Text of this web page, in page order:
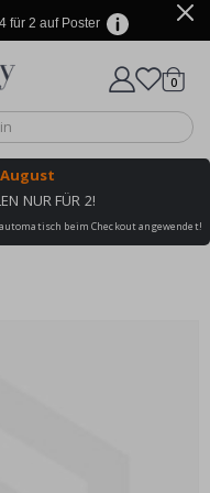
für 2 auf Poster
Wagen
0
NUR FÜR 2!
beim Checkout angewendet!